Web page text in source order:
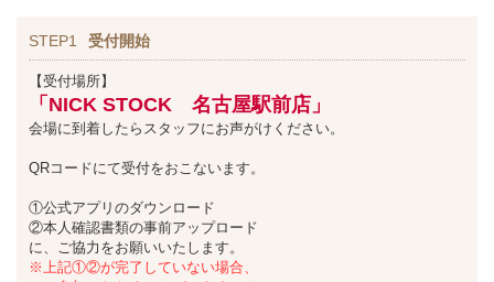
STEP1 受付開始
【受付場所】
「NICK STOCK 名古屋駅前店」
会場に到着したらスタッフにお声がけください。
QRコードにて受付をおこないます。
①公式アプリのダウンロード
②本人確認書類の事前アップロード
に、ご協力をお願いいたします。
※上記①②が完了していない場合、